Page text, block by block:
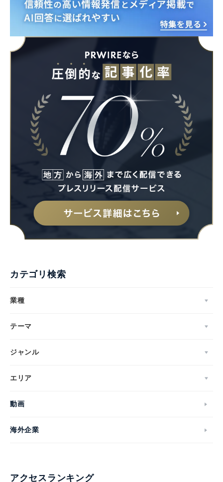
カテゴリ検索
業種
テーマ
ジャンル
エリア
動画
海外企業
アクセスランキング
English